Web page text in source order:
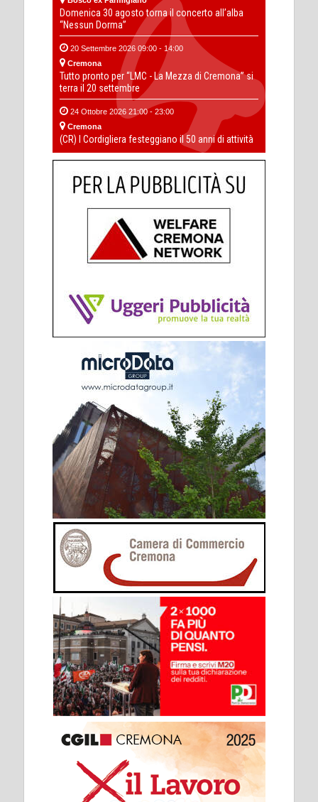
Domenica 30 agosto torna il concerto all’alba
“Nessun Dorma”
20 Settembre 2026 09:00 - 14:00
Cremona
Tutto pronto per “LMC - La Mezza di Cremona” si
terra il 20 settembre
24 Ottobre 2026 21:00 - 23:00
Cremona
(CR) I Cordigliera festeggiano il 50 anni di attività